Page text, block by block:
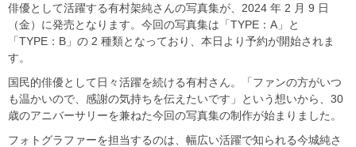
俳優として活躍する有村架純さんの写真集が、2024 年 2 月 9 日
（金）に発売となります。今回の写真集は「TYPE：A」と
「TYPE：B」の 2 種類となっており、本日より予約が開始されま
す。
国民的俳優として日々活躍を続ける有村さん。「ファンの方がいつ
も温かいので、感謝の気持ちを伝えたいです」という想いから、30
歳のアニバーサリーを兼ねた今回の写真集の制作が始まりました。
フォトグラファーを担当するのは、幅広い活躍で知られる今城純さ